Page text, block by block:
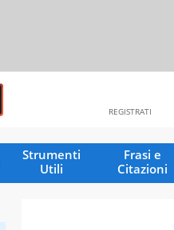
REGISTRATI
Strumenti
Utili
Frasi e
Citazioni